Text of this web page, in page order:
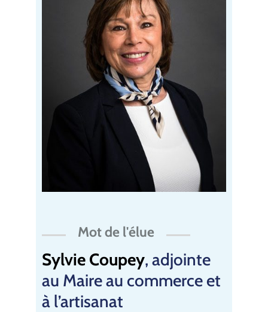
Mot de l'élue
Sylvie Coupey, adjointe
au Maire au commerce et
à l’artisanat